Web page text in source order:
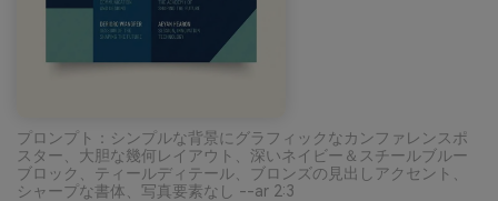
プロンプト：シンプルな背景にグラフィックなカンファレンスポ
スター、大胆な幾何レイアウト、深いネイビー＆スチールブルー
ブロック、ティールディテール、ブロンズの見出しアクセント、
シャープな書体、写真要素なし --ar 2:3